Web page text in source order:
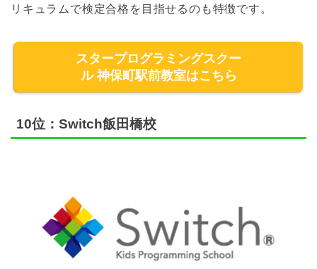
リキュラムで検定合格を目指せるのも特徴です。
スタープログラミングスクー
ル 神保町駅前教室はこちら
10位：Switch飯田橋校